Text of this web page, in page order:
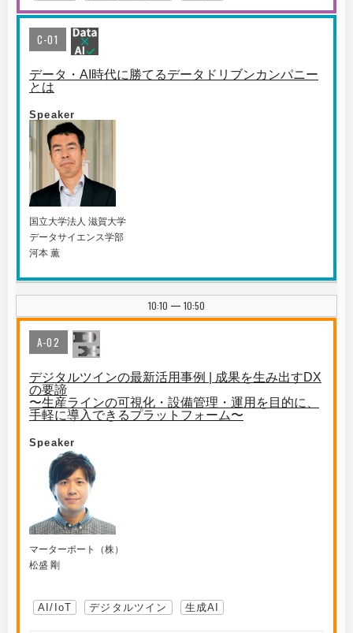
C-01
データ・AI時代に勝てるデータドリブンカンパニー
とは
Speaker
国⽴⼤学法⼈ 滋賀⼤学
データサイエンス学部
河本 薫
10:10 | 10:50
A-02
デジタルツインの最新活用事例 | 成果を生み出すDX
の要諦
〜生産ラインの可視化・設備管理・運用を目的に、
手軽に導入できるプラットフォーム〜
Speaker
マーターポート（株）
松盛 剛
AI/IoT デジタルツイン 生成AI